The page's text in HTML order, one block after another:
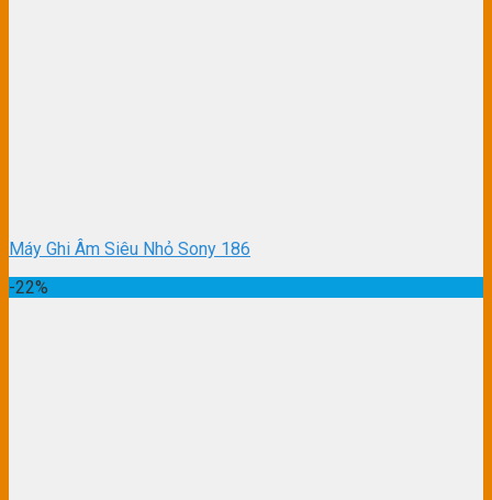
Máy Ghi Âm Siêu Nhỏ Sony 186
-22%